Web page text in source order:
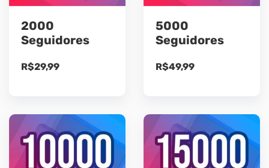
2000
Seguidores
R$29,99
5000
Seguidores
R$49,99